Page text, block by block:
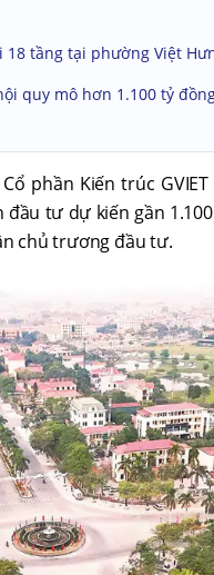
18 tầng tại phường Việt
quy mô hơn 1.100 tỷ
phần Kiến trúc
tư dự kiến gần
chủ trương đầu tư.